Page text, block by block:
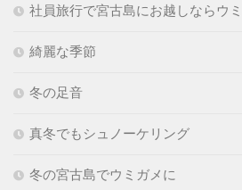
社員旅行で宮古島にお越しならウ
綺麗な季節
冬の足音
真冬でもシュノーケリング
冬の宮古島でウミガメに